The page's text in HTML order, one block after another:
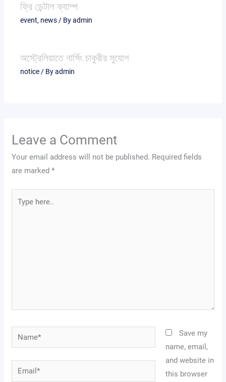
ফ্রি ডেন্টাল ক্যাম্প
event, news / Byadmin
অস্ট্রেলিয়াতে নার্সিং চাকুরীর সুযোগ
notice / Byadmin
Leave a Comment
Your email address will not be published. Required fields
are marked*
here..
Name*
Email*
Save my
name, email,
and website in
this browser